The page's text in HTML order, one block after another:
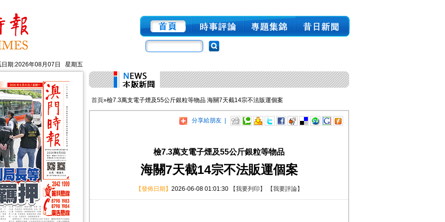
日期:2026年08月07日 星期五
首頁»檢7.3萬支電子煙及55公斤銀粒等物品 海關7天截14宗不法販運個案
分享給朋友 |
檢7.3萬支電子煙及55公斤銀粒等物品
海關7天截14宗不法販運個案
【發佈日期】 2026-06-08 01:01:30 【我要列印】 【我要評論】